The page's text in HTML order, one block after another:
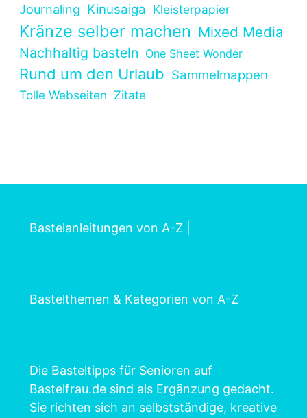
Journaling Kinusaiga Kleisterpapier
Kränze selber machen Mixed Media
Nachhaltig basteln One Sheet Wonder
Rund um den Urlaub Sammelmappen
Tolle Webseiten Zitate
Bastelanleitungen von A-Z
Bastelthemen & Kategorien von A-Z
Die Basteltipps für Senioren auf
Bastelfrau.de sind als Ergänzung gedacht.
Sie richten sich an selbstständige, kreative